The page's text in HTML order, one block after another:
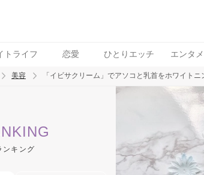
トライフ 恋愛 ひとりエッチ エンタメ
アンダーヘア ニオイケア 女性
美容 「イビサクリーム」でアソコと乳首をホワイト
ンキング